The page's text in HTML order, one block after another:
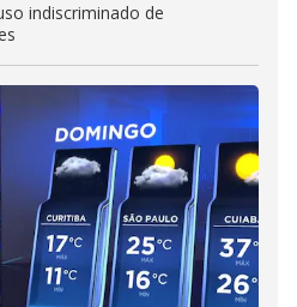
indiscriminado de